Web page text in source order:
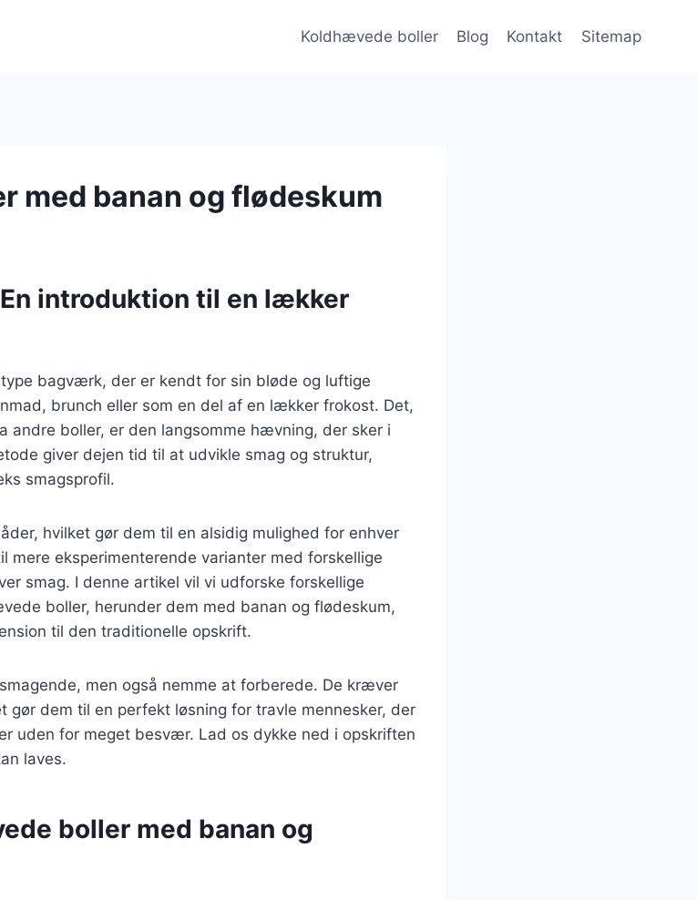
Koldhævede boller Blog Kontakt Sitemap
med banan og flødeskum
introduktion til en lækker
bagværk, der er kendt for sin bløde og luftige
brunch eller som en del af en lækker frokost. Det,
andre boller, er den langsomme hævning, der sker i
giver dejen tid til at udvikle smag og struktur,
smagsprofil.
hvilket gør dem til en alsidig mulighed for enhver
mere eksperimenterende varianter med forskellige
smag. I denne artikel vil vi udforske forskellige
boller, herunder dem med banan og flødeskum,
til den traditionelle opskrift.
men også nemme at forberede. De kræver
gør dem til en perfekt løsning for travle mennesker, der
uden for meget besvær. Lad os dykke ned i opskriften
laves.
boller med banan og